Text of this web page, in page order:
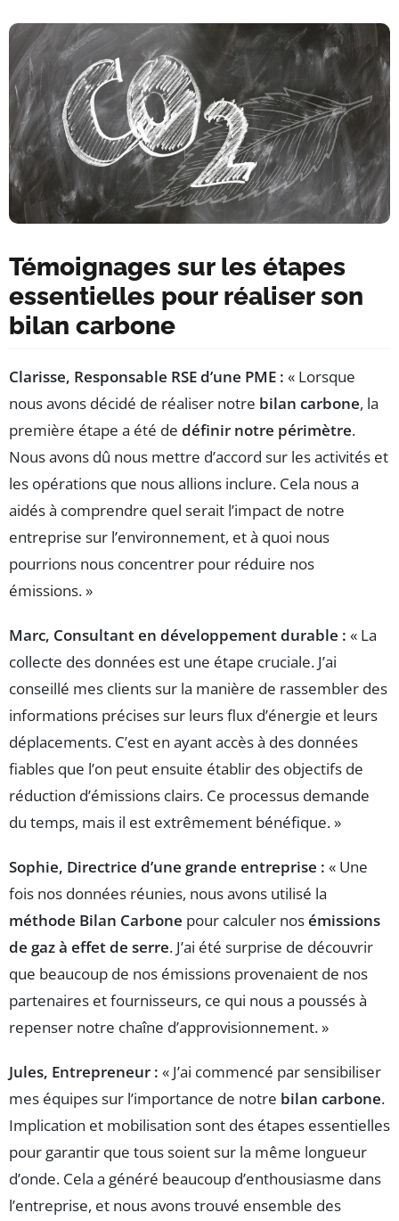
Témoignages sur les étapes
essentielles pour réaliser son
bilan carbone
Clarisse, Responsable RSE d’une PME : « Lorsque
nous avons décidé de réaliser notre bilan carbone, la
première étape a été de définir notre périmètre.
Nous avons dû nous mettre d’accord sur les activités et
les opérations que nous allions inclure. Cela nous a
aidés à comprendre quel serait l’impact de notre
entreprise sur l’environnement, et à quoi nous
pourrions nous concentrer pour réduire nos
émissions. »
Marc, Consultant en développement durable : « La
collecte des données est une étape cruciale. J’ai
conseillé mes clients sur la manière de rassembler des
informations précises sur leurs flux d’énergie et leurs
déplacements. C’est en ayant accès à des données
fiables que l’on peut ensuite établir des objectifs de
réduction d’émissions clairs. Ce processus demande
du temps, mais il est extrêmement bénéfique. »
Sophie, Directrice d’une grande entreprise : « Une
fois nos données réunies, nous avons utilisé la
méthode Bilan Carbone pour calculer nosémissions
de gaz à effet de serre. J’ai été surprise de découvrir
que beaucoup de nos émissions provenaient de nos
partenaires et fournisseurs, ce qui nous a poussés à
repenser notre chaîne d’approvisionnement. »
Jules, Entrepreneur : « J’ai commencé par sensibiliser
mes équipes sur l’importance de notre bilan carbone.
Implication et mobilisation sont des étapes essentielles
pour garantir que tous soient sur la même longueur
d’onde. Cela a généré beaucoup d’enthousiasme dans
l’entreprise, et nous avons trouvé ensemble des